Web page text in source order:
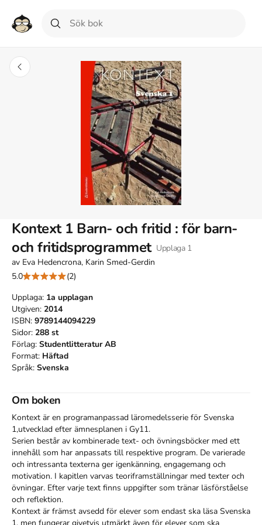
Kontext 1 Barn- och fritid : för barn-
och fritidsprogrammet Upplaga 1
av Eva Hedencrona, Karin Smed-Gerdin
5.0
(2)
Upplaga: 1a upplagan
Utgiven: 2014
ISBN: 9789144094229
Sidor: 288 st
Förlag: Studentlitteratur AB
Format: Häftad
Språk: Svenska
Om boken
Kontext är en programanpassad läromedelsserie för Svenska
1,utvecklad efter ämnesplanen i Gy11.
Serien består av kombinerade text- och övningsböcker med ett
innehåll som har anpassats till respektive program. De varierade
och intressanta texterna ger igenkänning, engagemang och
motivation. I kapitlen varvas teoriframställningar med texter och
övningar. Efter varje text finns uppgifter som tränar läsförståelse
och reflektion.
Kontext är främst avsedd för elever som endast ska läsa Svenska